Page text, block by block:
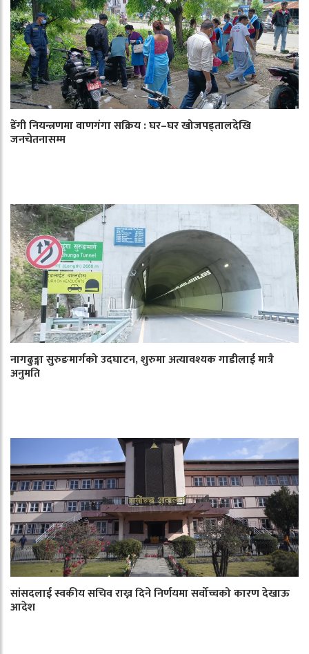
डेंगी नियन्त्रणमा वाणगंगा सक्रिय : घर–घर खोजपड्तालदेखि
जनचेतनासम्म
नागढुङ्गा सुरुङमार्गको उदघाटन, शुरुमा अत्यावश्यक गाडीलाई मात्रै
अनुमति
सांसदलाई स्वकीय सचिव राख्न दिने निर्णयमा सर्वोच्चको कारण देखाऊ
आदेश